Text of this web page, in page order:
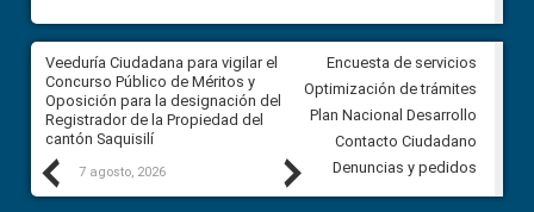
Previous
Veeduría Ciudadana para vigilar el
Concurso Público de Méritos y
Oposición para la designación del
Registrador de la Propiedad del
cantón Saquisilí
7 agosto, 2026
Veeduría Ciudadana para
construcción del asfaltado de
Ballenita del cantón Santa
7 agosto, 2026
Next
Encuesta de servicios
Optimización de trámites
Plan Nacional Desarrollo
Contacto Ciudadano
Denuncias y pedidos